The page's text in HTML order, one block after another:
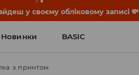
у своєму обліковому записі 💸
Новинки BASIC
з принтом